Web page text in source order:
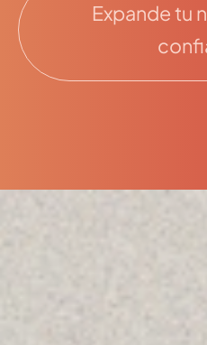
Expande tu